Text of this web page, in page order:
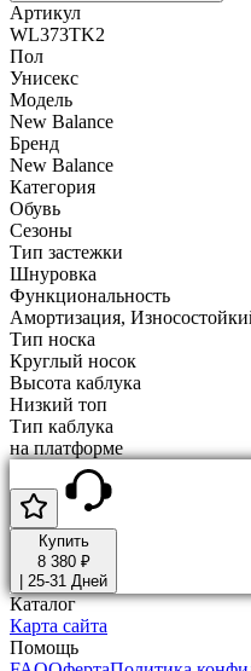
Артикул
WL373TK2
Пол
Унисекс
Модель
New Balance
Бренд
New Balance
Категория
Обувь
Сезоны
Тип застежки
Шнуровка
Функциональность
Амортизация,
Тип носка
Круглый носок
Высота каблука
Низкий топ
Тип каблука
на платформе
Купить
8 380 ₽
25-31 Дней
Каталог
Карта сайта
Помощь